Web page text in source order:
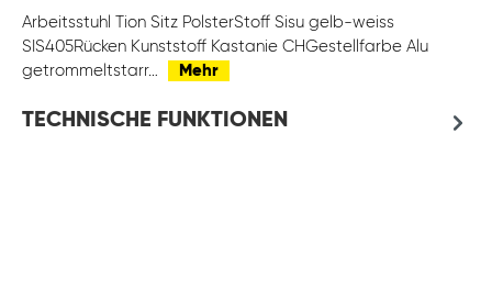
Arbeitsstuhl Tion Sitz PolsterStoff Sisu gelb-weiss
SIS405Rücken Kunststoff Kastanie CHGestellfarbe Alu
getrommeltstarr…
Mehr
TECHNISCHE FUNKTIONEN